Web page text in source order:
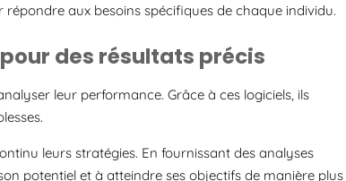
aux besoins spécifiques de chaque individu.
des résultats précis
leur performance. Grâce à ces logiciels, ils
leurs stratégies. En fournissant des analyses
potentiel et à atteindre ses objectifs de manière plus